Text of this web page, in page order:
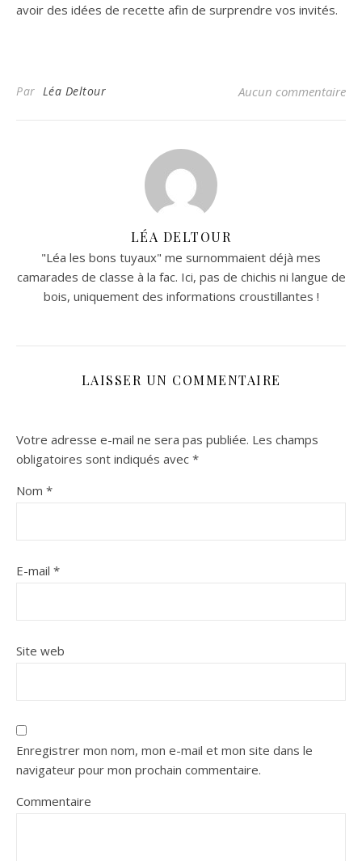
avoir des idées de recette afin de surprendre vos invités.
Par Léa Deltour Aucun commentaire
LÉA DELTOUR
"Léa les bons tuyaux" me surnommaient déjà mes
camarades de classe à la fac. Ici, pas de chichis ni langue de
bois, uniquement des informations croustillantes !
LAISSER UN COMMENTAIRE
Votre adresse e-mail ne sera pas publiée. Les champs
obligatoires sont indiqués avec *
Nom *
E-mail *
Site web
Enregistrer mon nom, mon e-mail et mon site dans le
navigateur pour mon prochain commentaire.
Commentaire